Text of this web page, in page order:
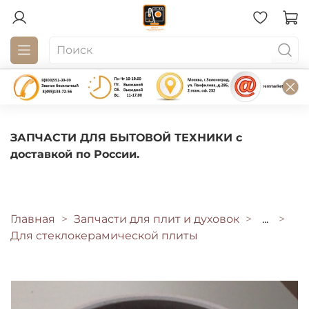
ЗАПЧАСТИ ДЛЯ БЫТОВОЙ ТЕХНИКИ с
доставкой по России.
Главная Запчасти для плит и духовок
...
Для стеклокерамической плиты